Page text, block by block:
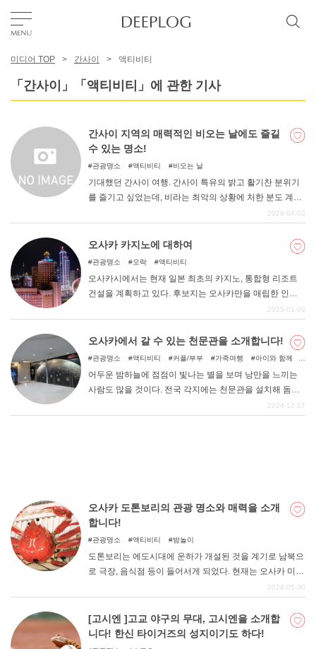
에리어
USD
DEEPLOG란
개인 정보보호
미디어 TOP 간사이 액티비티
「간사이」「액티비티」에 관한 기사
간사이 지역의 매력적인 비오는 날에도 즐길
수 있는 명소!
관광명소 액티비티 비오는 날
기대했던 간사이 여행. 간사이 특유의 밝고 활기찬 분위기
를 즐기고 싶었는데, 비라는 최악의 상황에 처한 분도 계시
지 않을까요? 생각했던 여행지에서 충분히 즐길 수 없어 비
은 이 글을 읽어보시기 바랍니다. 비가 와도 좋았던 곳을 소
개합니다.
2026-04-03
오사카 카지노에 대하여
관광명소 오락 액티비티
오사카시에서는 현재 일본 최초의 카지노, 통합형 리조트
건설을 계획하고 있다. 후보지는 오사카만을 매립한 인공
섬인 유메즈 지구이며, 2023년 4월 14일, "오사카 유메즈
교통성의 인가를 받았습니다. 오사카부 및 오사카시는 간
사이 지역의 지속적인 경제 성장의 엔진이 될 세계 최고 수
2025-01-09
오사카에서 갈 수 있는 천문관을 소개합니다!
관광명소 액티비티 커플/부부 가족여행
아이와 함께
어두운 밤하늘에 점점이 빛나는 별을 보며 낭만을 느끼는
사람도 많을 것이다. 전국 각지에는 천문관을 설치해 돔으
로 밤하늘을 재현하는 시설이 많이 있다. 오사카부에서는 4
2024-12-17
오사카 도톤보리의 관광 명소와 매력을 소개
합니다!
관광명소 액티비티 밤놀이
도톤보리는 에도시대에 운하가 개설된 것을 계기로 남북으
로 극장, 음식점 등이 들어서게 되었다. 현재는 오사카 미나
미의 중심지로서 연일 많은 사람들로 붐빈다. 이번 기사에
2024-05-30
[고시엔 ]고교 야구의 무대, 고시엔을 소개합
니다! 한신 타이거즈의 성지이기도 하다!